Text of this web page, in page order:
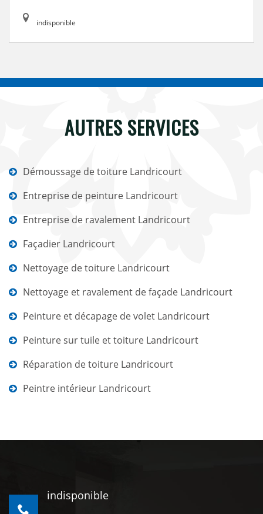
indisponible
AUTRES SERVICES
Démoussage de toiture Landricourt
Entreprise de peinture Landricourt
Entreprise de ravalement Landricourt
Façadier Landricourt
Nettoyage de toiture Landricourt
Nettoyage et ravalement de façade Landricourt
Peinture et décapage de volet Landricourt
Peinture sur tuile et toiture Landricourt
Réparation de toiture Landricourt
Peintre intérieur Landricourt
indisponible